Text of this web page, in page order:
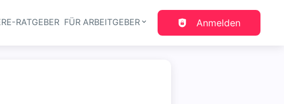
RATGEBER FÜR ARBEITGEBER Anmelden